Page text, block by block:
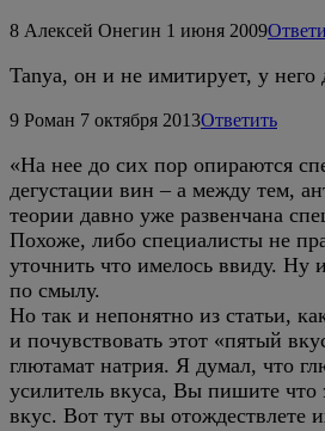
8 Алексей Онегин 1 июня 2009
Tanya, он и не имитирует, у него
9 Роман 7 октября 2013Ответить
«На нее до сих пор опираются
дегустации вин – а между тем,
теории давно уже развенчана
Похоже, либо специалисты не
уточнить что имелось ввиду. Ну
по смылу.
Но так и непонятно из статьи,
и почувствовать этот «пятый
глютамат натрия. Я думал, что
усилитель вкуса, Вы пишите
вкус. Вот тут вы отождествлете